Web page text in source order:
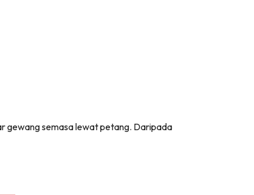
gewang semasa lewat petang. Daripada